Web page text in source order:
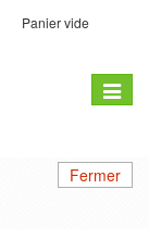
Panier vide
Toggle
Fermer